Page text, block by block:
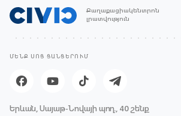
Քաղաքացիակենտրոն
լրատվություն
ՄԵՆՔ ՍՈՑ ՑԱՆՑԵՐՈՒՄ
Երևան, Սայաթ-Նովայի պող., 40 շենք